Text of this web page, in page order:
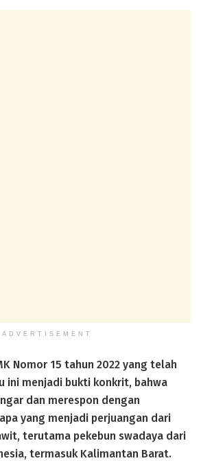
ADVERTISEMENT
Nomor 15 tahun 2022 yang telah
ini menjadi bukti konkrit, bahwa
dan merespon dengan
yang menjadi perjuangan dari
terutama pekebun swadaya dari
termasuk Kalimantan Barat.